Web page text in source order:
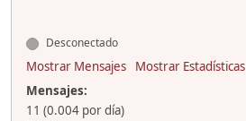
Desconectado
Mostrar Mensajes
Mostrar Estadísticas
Mensajes:
11 (0.004 por día)